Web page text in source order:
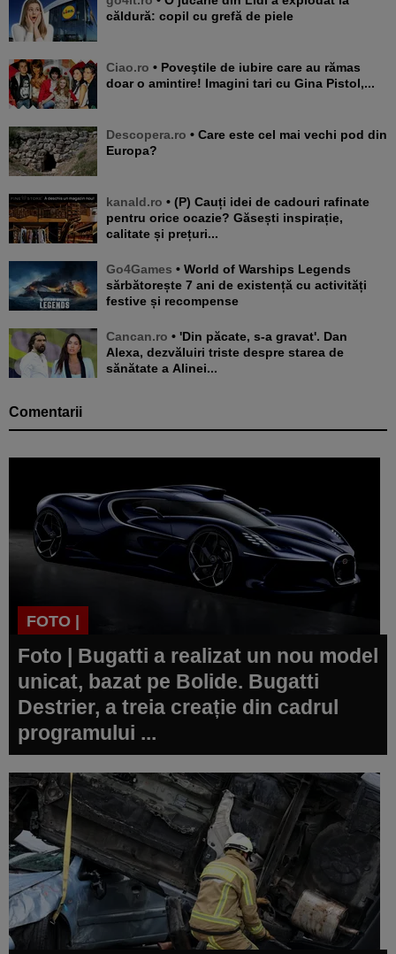
căldură: copil cu grefă de piele
Ciao.ro • Poveştile de iubire care au rămas
doar o amintire! Imagini tari cu Gina Pistol,...
Descopera.ro • Care este cel mai vechi pod din
Europa?
kanald.ro • (P) Cauți idei de cadouri rafinate
pentru orice ocazie? Găsești inspirație,
calitate și prețuri...
Go4Games • World of Warships Legends
sărbătorește 7 ani de existență cu activități
festive și recompense
Cancan.ro • 'Din păcate, s-a gravat'. Dan
Alexa, dezvăluiri triste despre starea de
sănătate a Alinei...
Comentarii
FOTO |
Foto | Bugatti a realizat un nou model
unicat, bazat pe Bolide. Bugatti
Destrier, a treia creație din cadrul
programului ...